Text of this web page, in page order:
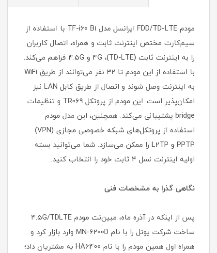
مودم FDD/TD-LTE ایرانسل مدل TF-i60 B1 با استفاده از
سیم‌کارت مختص اینترنت ثابت و همراه، اتصال کاربران
را به اینترنت ثابت (TD-LTE)، 4G و 4.5G فراهم می‌کند.
با استفاده از این مودم تا ۳۲ نفر می‌توانند از طریق WiFi
به اینترنت وصل شوند و اتصال از طریق کابل LAN نیز
امکان‌پذیر است. این مودم از پروتکل TR069 و تنظیمات
bridge پشتیبانی می‌کند. همچنین، این مدل مودم
استفاده از پروتکل‌های شبکه خصوصی مجازی (VPN)
PPTP و L2TP را ممکن می‌سازد. شما می‌توانید بسته
اولیه اینترنت نسل 4 ثابت خود را انتخاب کنید.
نگاهی گذرا به مشخصات فنی
پس از اینکه در آذره ماه، مبین‌نت مودم ۴.۵G/TDLTE
ساخت شرکت یوتل را با نام MN-6200D وارد بازار کرد و
همراه اول همین مودم را با نام HA6400 به مشتریان داد؛